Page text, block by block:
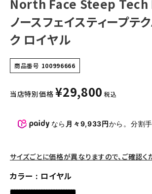
ニット帽・ビーニー
バックパック・リュック
その他バッグ類
スニーカー・ブーツ
パンツ・ショーツ
SEASON
CONTENTS
North Face Steep
ノースフェイスティープテ
ク ロイヤル
商品番号 100996666
当店特別価格 ¥29,800 税込
なら 月々9,933円から。分割
サイズごとに価格が異なりますので、ご確認く
カラー ロイヤル